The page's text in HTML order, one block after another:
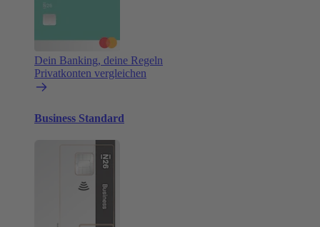
Dein Banking, deine Regeln
Privatkonten vergleichen
Business Standard